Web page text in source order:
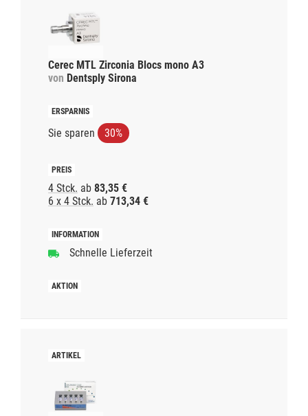
Cerec MTL Zirconia Blocs mono A3
von Dentsply Sirona
Sie sparen 30%
4 Stck. ab 83,35 €
6 x 4 Stck. ab 713,34 €
Schnelle Lieferzeit